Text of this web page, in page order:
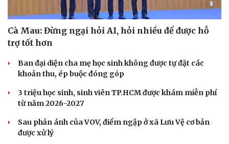
Cà Mau: Đừng ngại hỏi AI, hỏi nhiều để được hỗ
trợ tốt hơn
Ban đại diện cha mẹ học sinh không được tự đặt các
khoản thu, ép buộc đóng góp
3 triệu học sinh, sinh viên TP.HCM được khám miễn phí
từ năm 2026-2027
Sau phản ánh của VOV, điểm ngập ở xã Lưu Vệ cơ bản
được xử lý